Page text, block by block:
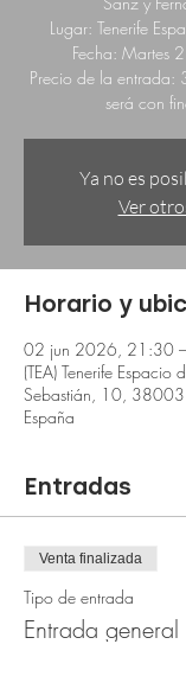
Lugar: Tenerife
Fecha: Martes
Precio de la entrada:
será con
Ya no es
Ver
Horario y
02 jun 2026, 21:30
(TEA) Tenerife Espacio
Sebastián, 10, 38003
España
Entradas
Venta finalizada
Tipo de entrada
Entrada general